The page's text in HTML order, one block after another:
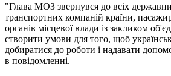
"Глава МОЗ звернувся до всіх
транспортних компаній країни,
органів місцевої влади із закликом
створити умови для того, щоб
добиратися до роботи і надавати
в повідомленні.